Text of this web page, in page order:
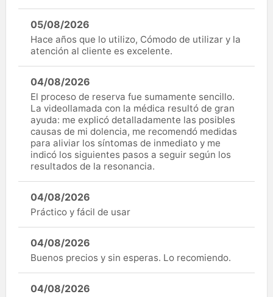
05/08/2026
Hace años que lo utilizo, Cómodo de utilizar y la
atención al cliente es excelente.
04/08/2026
El proceso de reserva fue sumamente sencillo.
La videollamada con la médica resultó de gran
ayuda: me explicó detalladamente las posibles
causas de mi dolencia, me recomendó medidas
para aliviar los síntomas de inmediato y me
indicó los siguientes pasos a seguir según los
resultados de la resonancia.
04/08/2026
Práctico y fácil de usar
04/08/2026
Buenos precios y sin esperas. Lo recomiendo.
04/08/2026